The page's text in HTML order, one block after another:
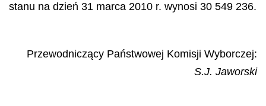
stanu na dzień 31 marca 2010 r. wynosi 30 549 236.
Przewodniczący Państwowej Komisji Wyborczej:
S.J. Jaworski